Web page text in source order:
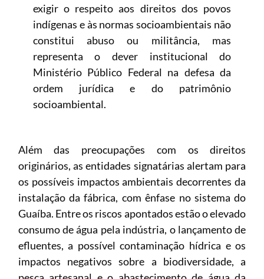
exigir o respeito aos direitos dos povos
indígenas e às normas socioambientais não
constitui abuso ou militância, mas
representa o dever institucional do
Ministério Público Federal na defesa da
ordem jurídica e do patrimônio
socioambiental.
Além das preocupações com os direitos
originários, as entidades signatárias alertam para
os possíveis impactos ambientais decorrentes da
instalação da fábrica, com ênfase no sistema do
Guaíba. Entre os riscos apontados estão o elevado
consumo de água pela indústria, o lançamento de
efluentes, a possível contaminação hídrica e os
impactos negativos sobre a biodiversidade, a